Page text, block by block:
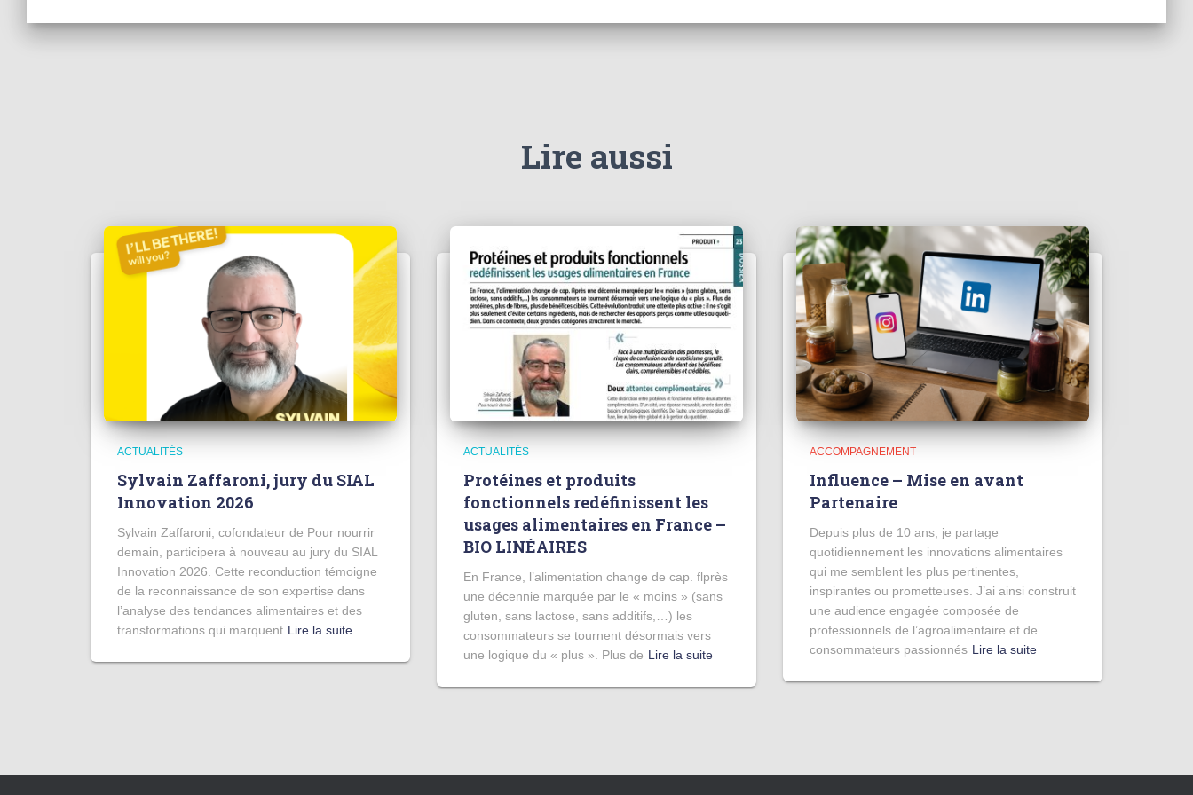
Lire aussi
ACTUALITÉS
Sylvain Zaffaroni, jury du SIAL
Innovation 2026
Sylvain Zaffaroni, cofondateur de Pour nourrir
demain, participera à nouveau au jury du SIAL
Innovation 2026. Cette reconduction témoigne
de la reconnaissance de son expertise dans
l’analyse des tendances alimentaires et des
transformations qui marquent Lire la suite
ACTUALITÉS
Protéines et produits
fonctionnels redéfinissent les
usages alimentaires en France –
BIO LINÉAIRES
En France, l’alimentation change de cap. flprès
une décennie marquée par le « moins » (sans
gluten, sans lactose, sans additifs,…) les
consommateurs se tournent désormais vers
une logique du « plus ». Plus de Lire la suite
ACCOMPAGNEMENT
Influence – Mise en avant
Partenaire
Depuis plus de 10 ans, je partage
quotidiennement les innovations alimentaires
qui me semblent les plus pertinentes,
inspirantes ou prometteuses. J’ai ainsi construit
une audience engagée composée de
professionnels de l’agroalimentaire et de
consommateurs passionnés Lire la suite